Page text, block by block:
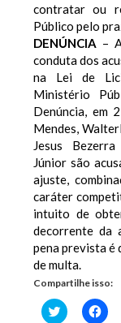
contratar ou
Público pelo
DENÚNCIA –
conduta dos
na Lei de
Ministério
Denúncia, em
Mendes,
Jesus
Júnior são
ajuste,
caráter
intuito de
decorrente da
pena prevista é
de multa.
Compartilhe isso:
Clique
para para